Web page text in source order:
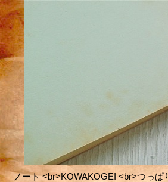
ノート <br>KOWAKOGEI <br>つっぱ